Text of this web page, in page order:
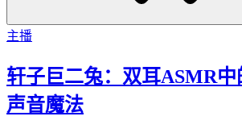
主播
轩子巨二兔：双耳ASMR
声音魔法